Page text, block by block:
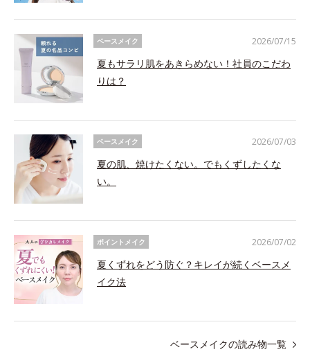
ベースメイク
夏もサラリ肌をあきらめない！社員のこだわ
りは？
2026/07/15
ベースメイク
夏の肌、焼けたくない。でもくずしたくな
い。
2026/07/03
ポイントメイク
夏くずれをどう防ぐ？キレイが続くベースメ
イク法
2026/07/02
ベースメイクの読み物一覧